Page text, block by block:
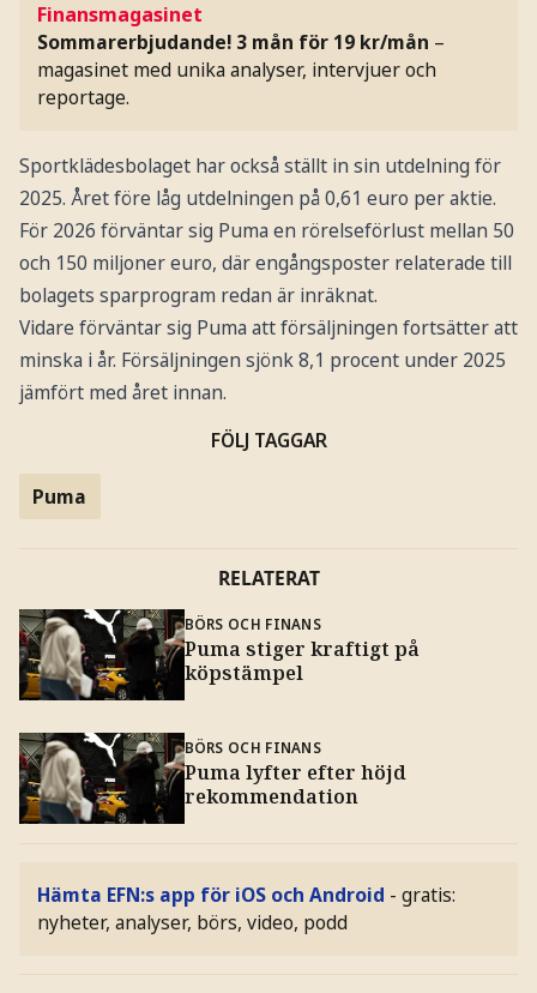
Finansmagasinet
Sommarerbjudande! 3 mån för 19 kr/mån –
magasinet med unika analyser, intervjuer och
reportage.
Sportklädesbolaget har också ställt in sin utdelning för
2025. Året före låg utdelningen på 0,61 euro per aktie.
För 2026 förväntar sig Puma en rörelseförlust mellan 50
och 150 miljoner euro, där engångsposter relaterade till
bolagets sparprogram redan är inräknat.
Vidare förväntar sig Puma att försäljningen fortsätter att
minska i år. Försäljningen sjönk 8,1 procent under 2025
jämfört med året innan.
FÖLJ TAGGAR
Puma
RELATERAT
BÖRS OCH FINANS
Puma stiger kraftigt på
köpstämpel
BÖRS OCH FINANS
Puma lyfter efter höjd
rekommendation
Hämta EFN:s app för iOS och Android - gratis:
nyheter, analyser, börs, video, podd